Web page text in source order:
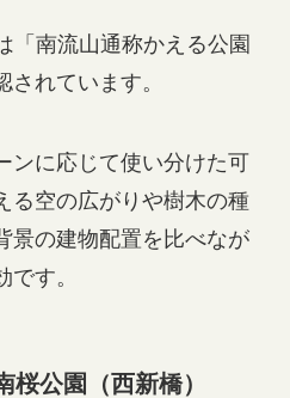
「南流山通称かえる公園
れています。
ンに応じて使い分けた可
る空の広がりや樹木の種
景の建物配置を比べなが
す。
公園（西新橋）